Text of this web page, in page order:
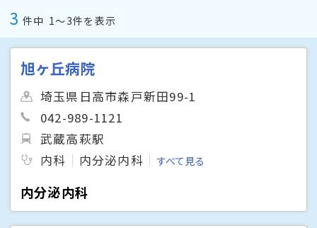
3 件中 1〜3件を表示
旭ヶ丘病院
埼玉県日高市森戸新田99-1
042-989-1121
武蔵高萩駅
内科
内分泌内科 すべて見る
内分泌内科